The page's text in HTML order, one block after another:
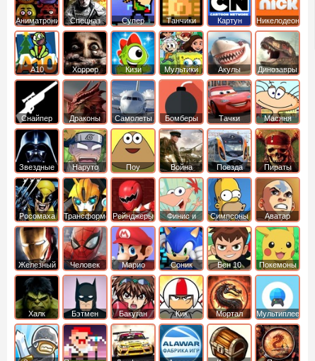
Аниматроники Спецназ
Супер
бойцы
Танчики
Картун
нетворк
Никелодеон
А10 Хоррор Кизи Мультики Акулы Динозавры
Снайпер Драконы Самолеты Бомберы Тачки Масяня
Звездные
войны
Наруто Поу Война Поезда
Пираты
Карибского
Моря
Росомаха ТрансформерыРейнджеры
Самураи
Финис и
Ферб
Симпсоны
Аватар
легенда об
Аанге
Железный
человек
Человек
Паук
Марио Соник Бен 10 Покемоны
Халк Бэтмен Бакуган
Кик
Бутовский
Мортал
комбат
Мультиплеер